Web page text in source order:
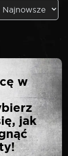
18 V
MM
w
jak